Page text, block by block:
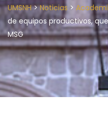
UMSNH>Noticias >
de equipos productivos,
MSG